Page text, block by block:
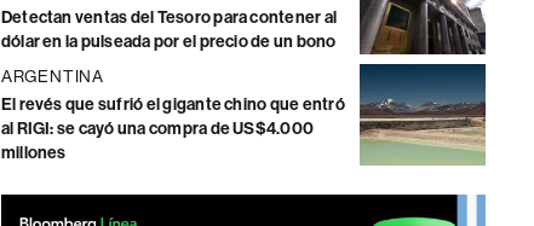
Detectan ventas del Tesoro para contener al
dólar en la pulseada por el precio de un bono
ARGENTINA
El revés que sufrió el gigante chino que entró
al RIGI: se cayó una compra de US$4.000
millones